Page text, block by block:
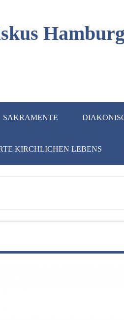
Hamburg
SAKRAMENTE
KIRCHLICHEN LEBENS